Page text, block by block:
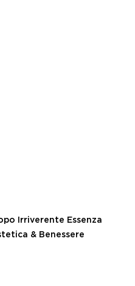
Irriverente Essenza
& Benessere